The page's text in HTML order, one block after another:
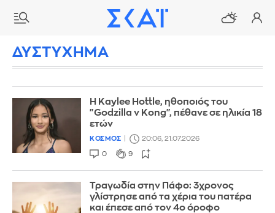
ΔΥΣΤΥΧΗΜΑ
Η Kaylee Hottle, ηθοποιός του
"Godzilla v Kong", πέθανε σε ηλικία 18
ετών
ΚΟΣΜΟΣ 20:06, 21.07.2026
0 9
Τραγωδία στην Πάφο: 3χρονος
γλίστρησε από τα χέρια του πατέρα
και έπεσε από τον 4ο όροφο